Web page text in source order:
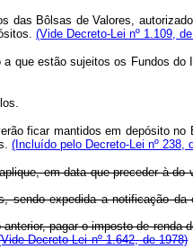
Bôlsas de Valores,
(Vide Decreto-Lei nº 1.109,
estão sujeitos os Fundos do
ficar mantidos em depósito
(Incluído pelo Decreto-Lei nº 238,
em data que preceder à
expedida a notificação da
pagar o imposto de renda
Decreto-Lei nº 1.642, de 1978)